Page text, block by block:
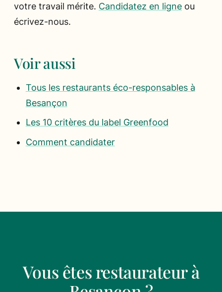
votre travail mérite. Candidatez en ligne ou
écrivez-nous.
Voir aussi
Tous les restaurants éco-responsables à
Besançon
Les 10 critères du label Greenfood
Comment candidater
Vous êtes restaurateur à